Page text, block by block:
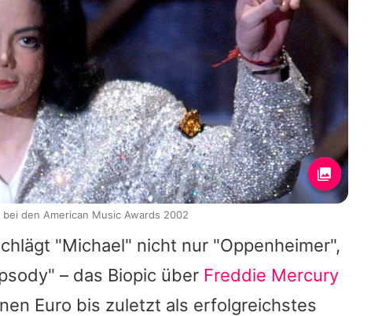
"Michael" nicht nur "Oppenheimer",
– das Biopic über Freddie Mercury
Euro bis zuletzt als erfolgreichstes
bei den American Music Awards 2002